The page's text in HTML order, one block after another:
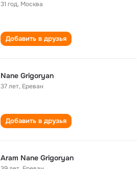
31 год, Москва
Добавить в друзья
Nane Grigoryan
37 лет, Ереван
Добавить в друзья
Aram Nane Grigoryan